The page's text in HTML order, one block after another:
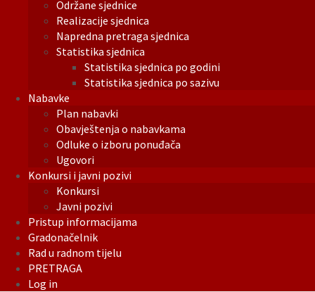
Održane sjednice
Realizacije sjednica
Napredna pretraga sjednica
Statistika sjednica
Statistika sjednica po godini
Statistika sjednica po sazivu
Nabavke
Plan nabavki
Obavještenja o nabavkama
Odluke o izboru ponuđača
Ugovori
Konkursi i javni pozivi
Konkursi
Javni pozivi
Pristup informacijama
Gradonačelnik
Rad u radnom tijelu
PRETRAGA
Log in